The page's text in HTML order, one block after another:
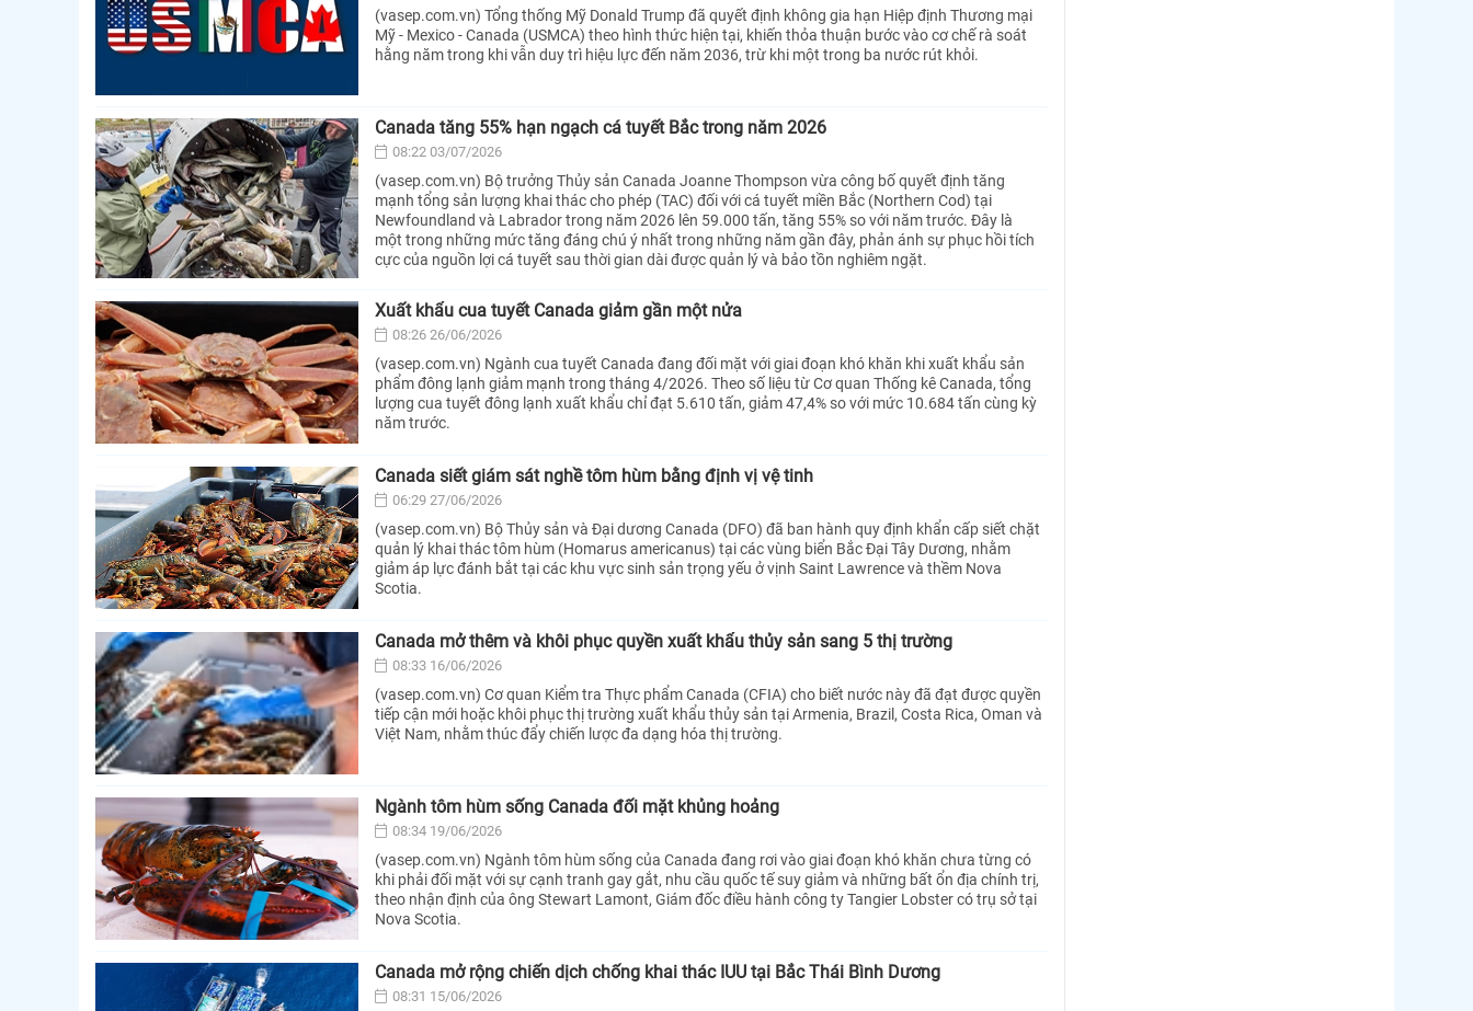
(vasep.com.vn) Tổng thống Mỹ Donald Trump đã quyết định không gia hạn Hiệp định Thương mại
Mỹ - Mexico - Canada (USMCA) theo hình thức hiện tại, khiến thỏa thuận bước vào cơ chế rà soát
hằng năm trong khi vẫn duy trì hiệu lực đến năm 2036, trừ khi một trong ba nước rút khỏi.
Canada tăng 55% hạn ngạch cá tuyết Bắc trong năm 2026
08:22 03/07/2026
(vasep.com.vn) Bộ trưởng Thủy sản Canada Joanne Thompson vừa công bố quyết định tăng
mạnh tổng sản lượng khai thác cho phép (TAC) đối với cá tuyết miền Bắc (Northern Cod) tại
Newfoundland và Labrador trong năm 2026 lên 59.000 tấn, tăng 55% so với năm trước. Đây là
một trong những mức tăng đáng chú ý nhất trong những năm gần đây, phản ánh sự phục hồi tích
cực của nguồn lợi cá tuyết sau thời gian dài được quản lý và bảo tồn nghiêm ngặt.
Xuất khẩu cua tuyết Canada giảm gần một nửa
08:26 26/06/2026
(vasep.com.vn) Ngành cua tuyết Canada đang đối mặt với giai đoạn khó khăn khi xuất khẩu sản
phẩm đông lạnh giảm mạnh trong tháng 4/2026. Theo số liệu từ Cơ quan Thống kê Canada, tổng
lượng cua tuyết đông lạnh xuất khẩu chỉ đạt 5.610 tấn, giảm 47,4% so với mức 10.684 tấn cùng kỳ
năm trước.
Canada siết giám sát nghề tôm hùm bằng định vị vệ tinh
06:29 27/06/2026
(vasep.com.vn) Bộ Thủy sản và Đại dương Canada (DFO) đã ban hành quy định khẩn cấp siết chặt
quản lý khai thác tôm hùm (Homarus americanus) tại các vùng biển Bắc Đại Tây Dương, nhằm
giảm áp lực đánh bắt tại các khu vực sinh sản trọng yếu ở vịnh Saint Lawrence và thềm Nova
Scotia.
Canada mở thêm và khôi phục quyền xuất khẩu thủy sản sang 5 thị trường
08:33 16/06/2026
(vasep.com.vn) Cơ quan Kiểm tra Thực phẩm Canada (CFIA) cho biết nước này đã đạt được quyền
tiếp cận mới hoặc khôi phục thị trường xuất khẩu thủy sản tại Armenia, Brazil, Costa Rica, Oman và
Việt Nam, nhằm thúc đẩy chiến lược đa dạng hóa thị trường.
Ngành tôm hùm sống Canada đối mặt khủng hoảng
08:34 19/06/2026
(vasep.com.vn) Ngành tôm hùm sống của Canada đang rơi vào giai đoạn khó khăn chưa từng có
khi phải đối mặt với sự cạnh tranh gay gắt, nhu cầu quốc tế suy giảm và những bất ổn địa chính trị,
theo nhận định của ông Stewart Lamont, Giám đốc điều hành công ty Tangier Lobster có trụ sở tại
Nova Scotia.
Canada mở rộng chiến dịch chống khai thác IUU tại Bắc Thái Bình Dương
08:31 15/06/2026